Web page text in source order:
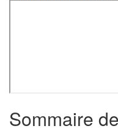
Sommaire